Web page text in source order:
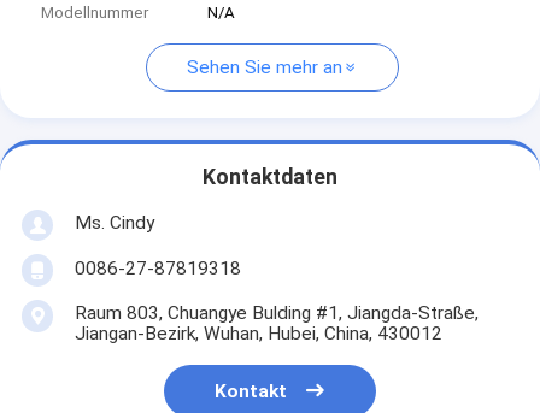
Modellnummer
N/A
Sehen Sie mehr an
Kontaktdaten
Ms. Cindy
0086-27-87819318
Raum 803, Chuangye Bulding #1, Jiangda-Straße,
Jiangan-Bezirk, Wuhan, Hubei, China, 430012
Kontakt